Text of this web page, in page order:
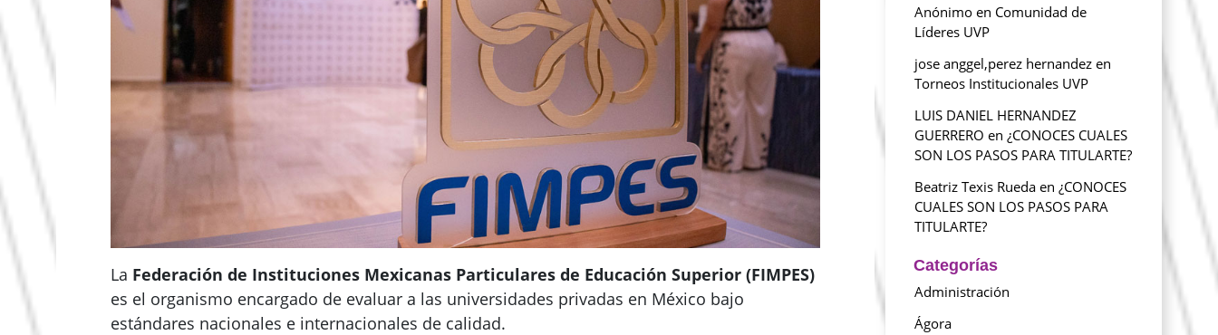
La Federación de Instituciones Mexicanas Particulares de Educación Superior (FIMPES)
es el organismo encargado de evaluar a las universidades privadas en México bajo
estándares nacionales e internacionales de calidad.
Anónimo en Comunidad de
Líderes UVP
jose anggel,perez hernandez en
Torneos Institucionales UVP
LUIS DANIEL HERNANDEZ
GUERRERO en ¿CONOCES CUALES
SON LOS PASOS PARA TITULARTE?
Beatriz Texis Rueda en ¿CONOCES
CUALES SON LOS PASOS PARA
TITULARTE?
Categorías
Administración
Ágora